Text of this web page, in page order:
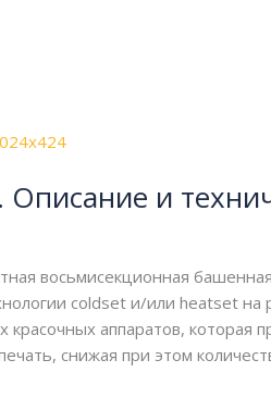
Описание и
восьмисекционная
coldset и/или heatset на
красочных аппаратов,
снижая при этом